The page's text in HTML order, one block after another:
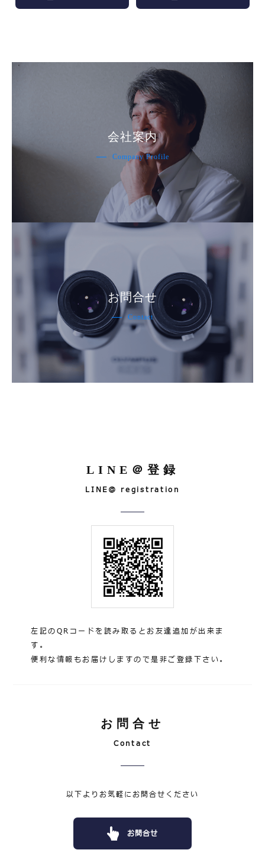
会社案内
Company Profile
お問合せ
Contact
LINE＠登録
LINE@ registration
左記のQRコードを読み取るとお友達追加が出来ま
す。
便利な情報もお届けしますので是非ご登録下さい。
お問合せ
Contact
以下よりお気軽にお問合せください
お問合せ